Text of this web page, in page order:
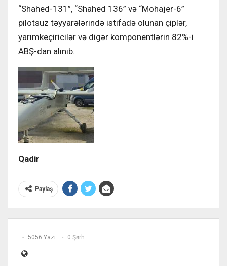
“Shahed-131”, “Shahed 136” və “Mohajer-6”
pilotsuz təyyarələrində istifadə olunan çiplər,
yarımkeçiricilər və digər komponentlərin 82%-i
ABŞ-dan alınıb.
Qadir
Paylaş
5056 Yazı 0 Şərh